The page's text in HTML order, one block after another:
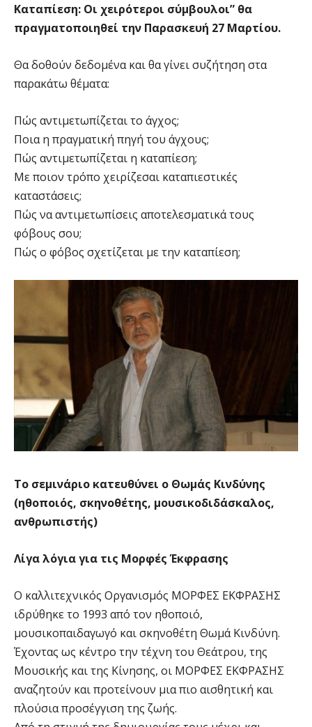
Καταπίεση: Οι χειρότεροι σύμβουλοι” θα
πραγματοποιηθεί την Παρασκευή 27 Μαρτίου.
Θα δοθούν δεδομένα και θα γίνει συζήτηση στα
παρακάτω θέματα:
Πώς αντιμετωπίζεται το άγχος;
Ποια η πραγματική πηγή του άγχους;
Πώς αντιμετωπίζεται η καταπίεση;
Με ποιον τρόπο χειρίζεσαι καταπιεστικές
καταστάσεις;
Πώς να αντιμετωπίσεις αποτελεσματικά τους
φόβους σου;
Πώς ο φόβος σχετίζεται με την καταπίεση;
Το σεμινάριο κατευθύνει ο Θωμάς Κινδύνης
(ηθοποιός, σκηνοθέτης, μουσικοδιδάσκαλος,
ανθρωπιστής)
Λίγα λόγια για τις Μορφές Έκφρασης
Ο καλλιτεχνικός Οργανισμός ΜΟΡΦΕΣ ΕΚΦΡΑΣΗΣ
ιδρύθηκε το 1993 από τον ηθοποιό,
μουσικοπαιδαγωγό και σκηνοθέτη Θωμά Κινδύνη.
Έχοντας ως κέντρο την τέχνη του Θεάτρου, της
Μουσικής και της Κίνησης, οι ΜΟΡΦΕΣ ΕΚΦΡΑΣΗΣ
αναζητούν και προτείνουν μια πιο αισθητική και
πλούσια προσέγγιση της ζωής.